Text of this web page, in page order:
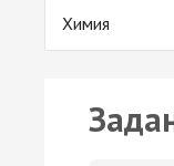
Химия